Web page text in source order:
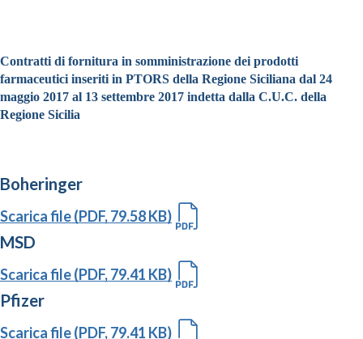
Contratti di fornitura in somministrazione dei prodotti
farmaceutici inseriti in PTORS della Regione Siciliana dal 24
maggio 2017 al 13 settembre 2017 indetta dalla C.U.C. della
Regione Sicilia
Boheringer
Scarica file (PDF, 79.58 KB)
MSD
Scarica file (PDF, 79.41 KB)
Pfizer
Scarica file (PDF, 79.41 KB)